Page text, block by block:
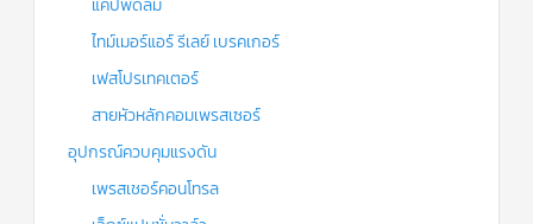
แคปพัดลม
ไทม์เมอร์แอร์ รีเลย์ เบรคเกอร์
เฟสโปรเทคเตอร์
สายหัวหลักคอมเพรสเซอร์
อุปกรณ์ควบคุมแรงดัน
เพรสเชอร์คอนโทรล